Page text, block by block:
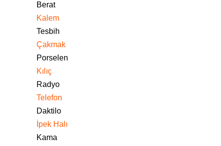
Berat
Kalem
Tesbih
Çakmak
Porselen
Kılıç
Radyo
Telefon
Daktilo
İpek Halı
Kama